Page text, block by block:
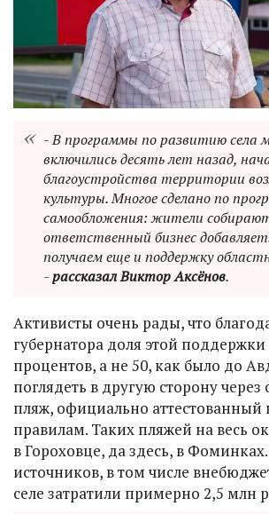
- В программы по развитию села
включились десять лет назад,
благоустройства территории
культуры. Многое сделано по
самообложения: жители
ответственный бизнес
получаем еще и поддержку
-рассказал Виктор Аксёнов.
Активисты очень рады, что
губернатора доля этой поддержки
процентов, а не 50, как было до
поглядеть в другую сторону через
пляж, официально аттестованный
правилам. Таких пляжей на весь
в Гороховце, да здесь, в
источников, в том числе
селе затратили примерно 2,5 млн